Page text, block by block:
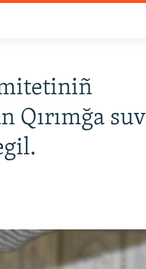
Qırımğa suv